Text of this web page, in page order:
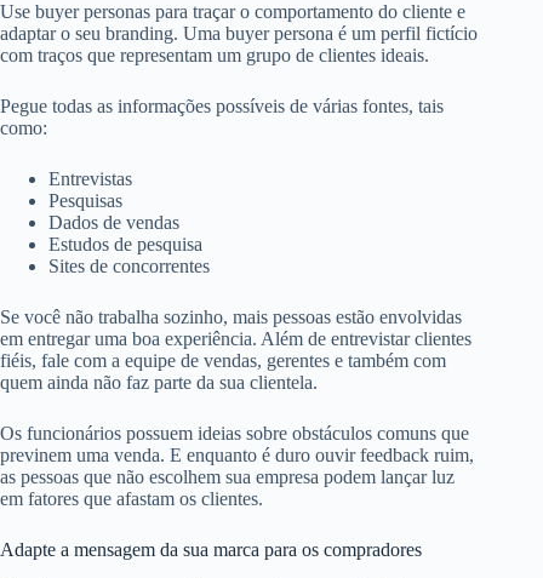
Use buyer personas para traçar o comportamento do cliente e
adaptar o seu branding. Uma buyer persona é um perfil fictício
com traços que representam um grupo de clientes ideais.
Pegue todas as informações possíveis de várias fontes, tais
como:
Entrevistas
Pesquisas
Dados de vendas
Estudos de pesquisa
Sites de concorrentes
Se você não trabalha sozinho, mais pessoas estão envolvidas
em entregar uma boa experiência. Além de entrevistar clientes
fiéis, fale com a equipe de vendas, gerentes e também com
quem ainda não faz parte da sua clientela.
Os funcionários possuem ideias sobre obstáculos comuns que
previnem uma venda. E enquanto é duro ouvir feedback ruim,
as pessoas que não escolhem sua empresa podem lançar luz
em fatores que afastam os clientes.
Adapte a mensagem da sua marca para os compradores